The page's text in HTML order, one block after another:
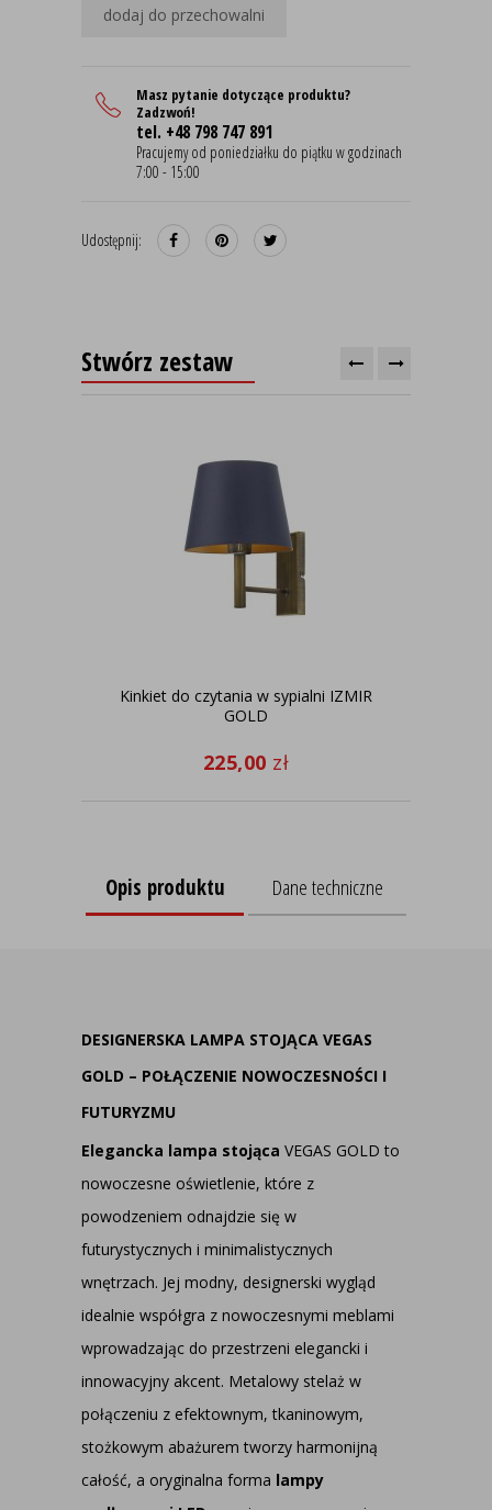
dodaj do przechowalni
Masz pytanie dotyczące produktu?
Zadzwoń!
tel. +48 798 747 891
Pracujemy od poniedziałku do piątku w godzinach
7:00 - 15:00
Udostępnij:
Stwórz zestaw
Kinkiet do czytania w sypialni IZMIR
GOLD
225,00 zł
Opis produktu Dane techniczne
DESIGNERSKA LAMPA STOJĄCA VEGAS
GOLD – POŁĄCZENIE NOWOCZESNOŚCI I
FUTURYZMU
Elegancka lampa stojąca VEGAS GOLD to
nowoczesne oświetlenie, które z
powodzeniem odnajdzie się w
futurystycznych i minimalistycznych
wnętrzach. Jej modny, designerski wygląd
idealnie współgra z nowoczesnymi meblami
wprowadzając do przestrzeni elegancki i
innowacyjny akcent. Metalowy stelaż w
połączeniu z efektownym, tkaninowym,
stożkowym abażurem tworzy harmonijną
całość, a oryginalna forma lampy